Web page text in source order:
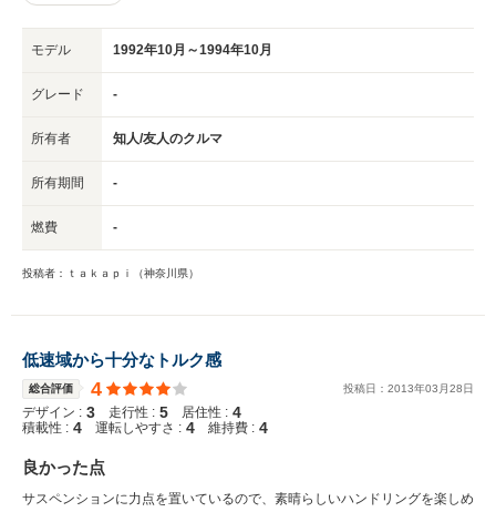
モデル 1992年10月～1994年10月
グレード -
所有者 知人/友人のクルマ
所有期間 -
燃費 -
投稿者：ｔａｋａｐｉ（神奈川県）
低速域から十分なトルク感
総合評価 4 投稿日： 2013年03 月28日
デザイン : 3 走行性 : 5 居住性 : 4
積載性 : 4 運転しやすさ : 4 維持費 : 4
良かった点
サスペンションに力点を置いているので、素晴らしいハンドリングを楽しめ